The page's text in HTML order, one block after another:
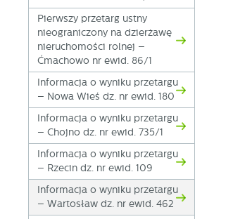
Pierwszy przetarg ustny
nieograniczony na dzierżawę
nieruchomości rolnej –
Ćmachowo nr ewid. 86/1
Informacja o wyniku przetargu
– Nowa Wieś dz. nr ewid. 180
Informacja o wyniku przetargu
– Chojno dz. nr ewid. 735/1
Informacja o wyniku przetargu
– Rzecin dz. nr ewid. 109
Informacja o wyniku przetargu
– Wartosław dz. nr ewid. 462